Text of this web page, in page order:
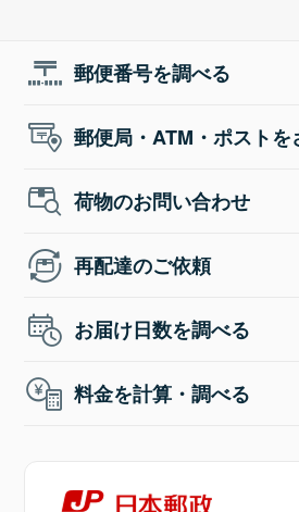
郵便番号を調べる
郵便局・ATM・ポストを
荷物のお問い合わせ
再配達のご依頼
お届け日数を調べる
料金を計算・調べる